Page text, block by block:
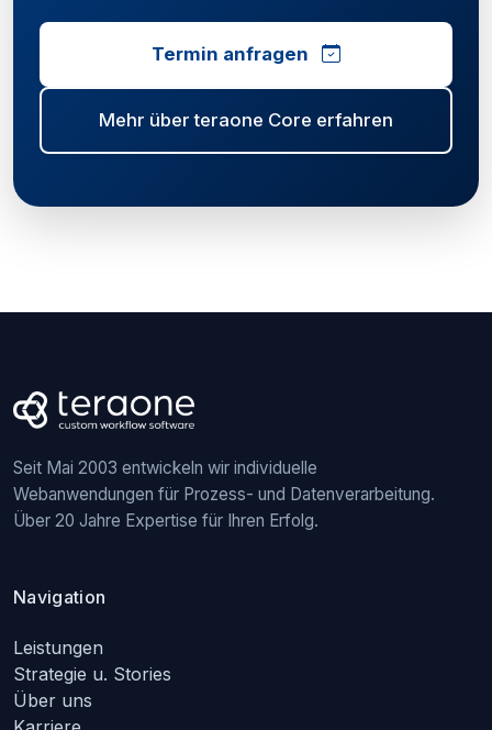
Termin anfragen
Mehr über teraone Core erfahren
Seit Mai 2003 entwickeln wir individuelle
Webanwendungen für Prozess- und Datenverarbeitung.
Über 20 Jahre Expertise für Ihren Erfolg.
Navigation
Leistungen
Strategie u. Stories
Über uns